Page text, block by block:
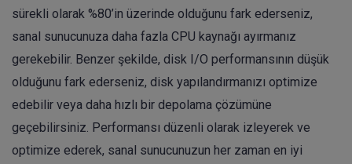
sürekli olarak %80’in üzerinde olduğunu fark ederseniz,
sanal sunucunuza daha fazla CPU kaynağı ayırmanız
gerekebilir. Benzer şekilde, disk I/O performansının düşük
olduğunu fark ederseniz, disk yapılandırmanızı optimize
edebilir veya daha hızlı bir depolama çözümüne
geçebilirsiniz. Performansı düzenli olarak izleyerek ve
optimize ederek, sanal sunucunuzun her zaman en iyi